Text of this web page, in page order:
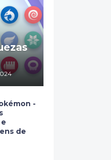
-
de